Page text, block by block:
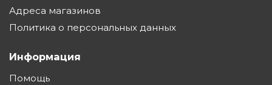
Адреса магазинов
Политика о персональных данных
Информация
Помощь